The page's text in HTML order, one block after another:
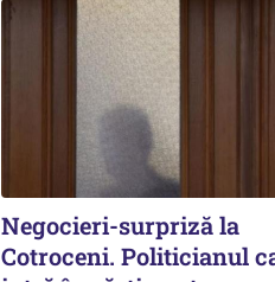
Negocieri-surpriză la
Cotroceni. Politicianul